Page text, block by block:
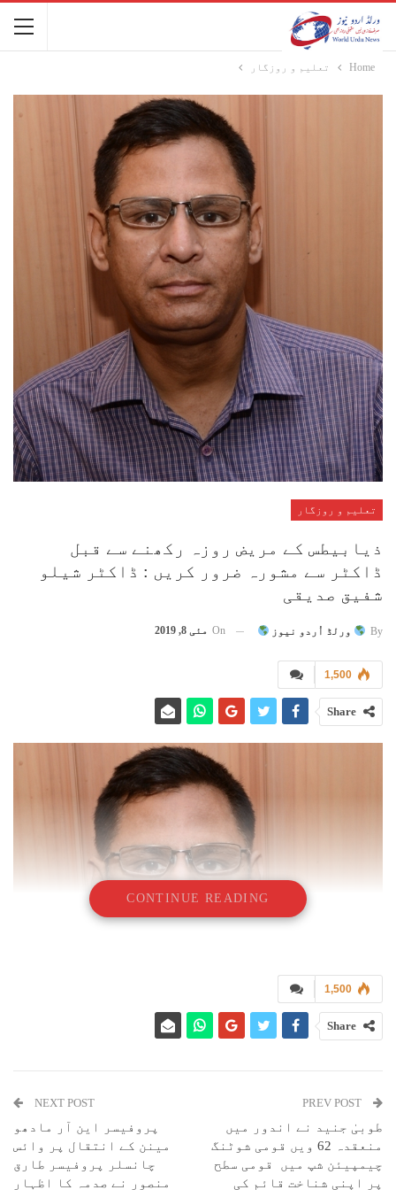
Home تعلیم و روزگار
تعلیم و روزگار
ذیابیطس کے مریض روزہ رکھنے سے قبل
ڈاکٹر سے مشورہ ضرور کریں : ڈاکٹر شیلو
شفیق صدیقی
By ورلڈ اُردو نیوز On مئی 8, 2019
1,500
Share
علی گڑھ : ذیابیطس میں مبتلا شخص روزے رکھ سکتا ہے ، تاہم اس سلسلہ میں
ڈاکٹروں سے مشورہ بہت ضروری ہے تاکہ صحت پر روزے کا منفی اثر نہ پڑے
CONTINUE READING
1,500
Share
طوبیٰ جنید نے اندور میں
منعقدہ 62 ویں قومی شوٹنگ
چیمپیئن شپ میں قومی سطح
پر اپنی شناخت قائم کی
NEXT POST
پروفیسر این آر مادھو
مینن کے انتقال پر وائس
چانسلر پروفیسر طارق
منصور نے صدمہ کا اظہار